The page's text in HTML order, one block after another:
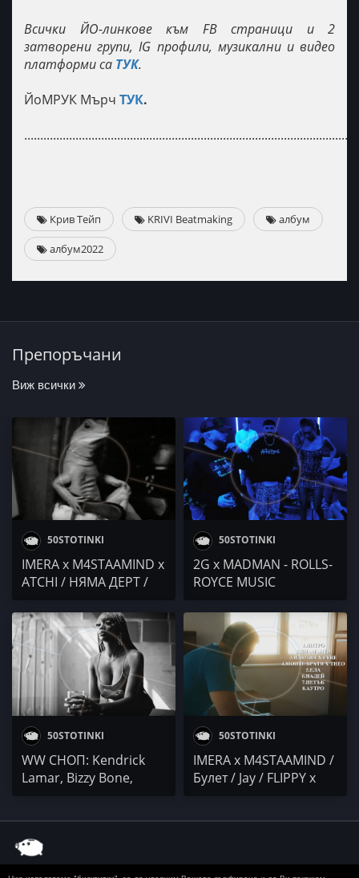
Всички ЙО-линкове към FB страници и 2
затворени групи, IG профили, музикални и видео
платформи са ТУК.
ЙоМРУК Мърч ТУК.
Крив Тейп KRIVI Beatmaking албум
албум2022
Препоръчани
Виж всички
50STOTINKI
IMERA x M4STAAMIND x
ATCHI / НЯМА ДЕРТ /
Ganjalorian & Mitch
Birdy / R.O.S.
50STOTINKI
2G x MADMAN - ROLLS-
ROYCE MUSIC
50STOTINKI
WW СНОП: Kendrick
Lamar, Bizzy Bone,
Malone, DAZ, Burna
Boy, Blac Youngsta,
50STOTINKI
IMERA x M4STAAMIND /
Булет / Jay / FLIPPY x